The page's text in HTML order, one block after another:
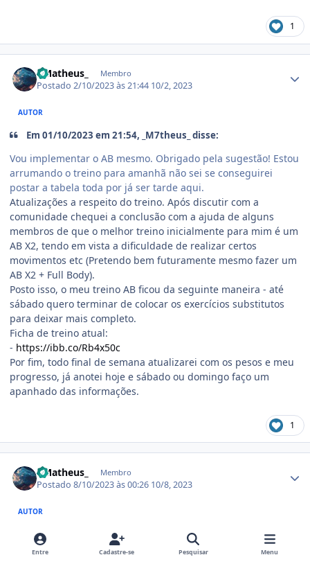
1
- Matheus_ Membro
Postado2/10/2023 às 21:44 10/2, 2023
AUTOR
Em 01/10/2023 em 21:54, _M7theus_ disse:
Vou implementar o AB mesmo. Obrigado pela sugestão! Estou
arrumando o treino para amanhã não sei se conseguirei
postar a tabela toda por já ser tarde aqui.
Atualizações a respeito do treino. Após discutir com a
comunidade chequei a conclusão com a ajuda de alguns
membros de que o melhor treino inicialmente para mim é um
AB X2, tendo em vista a dificuldade de realizar certos
movimentos etc (Pretendo bem futuramente mesmo fazer um
AB X2 + Full Body).
Posto isso, o meu treino AB ficou da seguinte maneira - até
sábado quero terminar de colocar os exercícios substitutos
para deixar mais completo.
Ficha de treino atual:
- https://ibb.co/Rb4x50c
Por fim, todo final de semana atualizarei com os pesos e meu
progresso, já anotei hoje e sábado ou domingo faço um
apanhado das informações.
1
- Matheus_ Membro
Postado8/10/2023 às 00:26 10/8, 2023
AUTOR
Em 29/09/2023 em 20:08, _M7theus_ disse:
Introdução
Entre Cadastre-se Pesquisar Menu